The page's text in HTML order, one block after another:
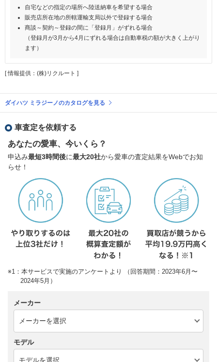
自宅などの指定の場所へ陸送納車を希望する場合
販売店所在地の所轄運輸支局以外で登録する場合
商談～契約～登録の間に「登録月」がずれる場合
（登録月が3月から4月にずれる場合は自動車税の額が大きく上がり
ます）
[ 情報提供：(株)リクルート ]
ダイハツ ミラジーノのカタログを見る
車査定を依頼する
あなたの愛車、今いくら？
申込み最短3時間後に最大20社から愛車の査定結果をWebでお知
らせ！
※1：本サービスで実施のアンケートより （回答期間：2023年6月〜
2024年5月）
メーカー
モデル